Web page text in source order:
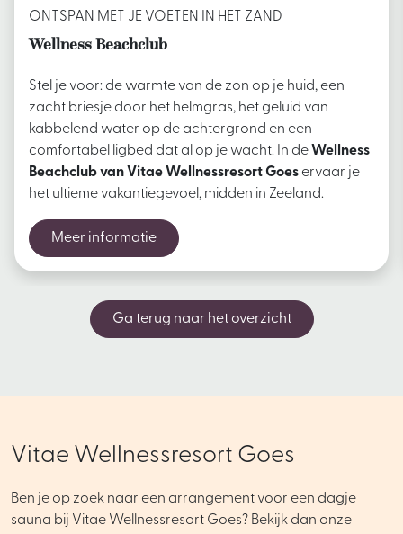
ONTSPAN MET JE VOETEN IN HET ZAND
Wellness Beachclub
Stel je voor: de warmte van de zon op je huid, een
zacht briesje door het helmgras, het geluid van
kabbelend water op de achtergrond en een
comfortabel ligbed dat al op je wacht. In de Wellness
Beachclub van Vitae Wellnessresort Goes ervaar je
het ultieme vakantiegevoel, midden in Zeeland.
Meer informatie
Ga terug naar het overzicht
Vitae Wellnessresort Goes
Ben je op zoek naar een arrangement voor een dagje
sauna bij Vitae Wellnessresort Goes? Bekijk dan onze